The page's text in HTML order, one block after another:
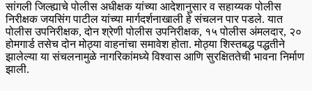
सांगली जिल्ह्याचे पोलीस अधीक्षक यांच्या आदेशानुसार व सहाय्यक पोलीस
निरीक्षक जयसिंग पाटील यांच्या मार्गदर्शनाखाली हे संचलन पार पडले. यात
पोलीस उपनिरीक्षक, दोन श्रेणी पोलीस उपनिरीक्षक, १५ पोलीस अंमलदार, २०
होमगार्ड तसेच दोन मोठ्या वाहनांचा समावेश होता. मोठ्या शिस्तबद्ध पद्धतीने
झालेल्या या संचलनामुळे नागरिकांमध्ये विश्वास आणि सुरक्षिततेची भावना निर्माण
झाली.